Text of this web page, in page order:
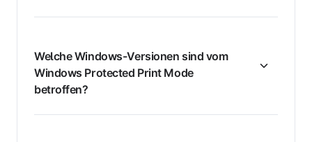
Welche Windows-Versionen sind vom
Windows Protected Print Mode
betroffen?